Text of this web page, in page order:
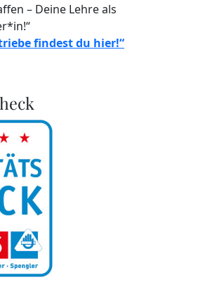
– Deine Lehre als
findest du hier!“